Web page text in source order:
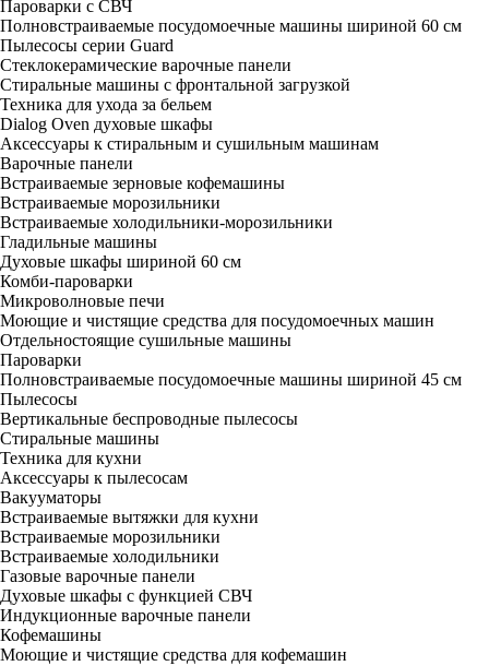
Пароварки с СВЧ
Полновстраиваемые посудомоечные машины шириной 60 см
Пылесосы серии Guard
Стеклокерамические варочные панели
Стиральные машины с фронтальной загрузкой
Техника для ухода за бельем
Dialog Oven духовые шкафы
Аксессуары к стиральным и сушильным машинам
Варочные панели
Встраиваемые зерновые кофемашины
Встраиваемые морозильники
Встраиваемые холодильники-морозильники
Гладильные машины
Духовые шкафы шириной 60 см
Комби-пароварки
Микроволновые печи
Моющие и чистящие средства для посудомоечных машин
Отдельностоящие сушильные машины
Пароварки
Полновстраиваемые посудомоечные машины шириной 45 см
Пылесосы
Вертикальные беспроводные пылесосы
Стиральные машины
Техника для кухни
Аксессуары к пылесосам
Вакууматоры
Встраиваемые вытяжки для кухни
Встраиваемые морозильники
Встраиваемые холодильники
Газовые варочные панели
Духовые шкафы с функцией СВЧ
Индукционные варочные панели
Кофемашины
Моющие и чистящие средства для кофемашин